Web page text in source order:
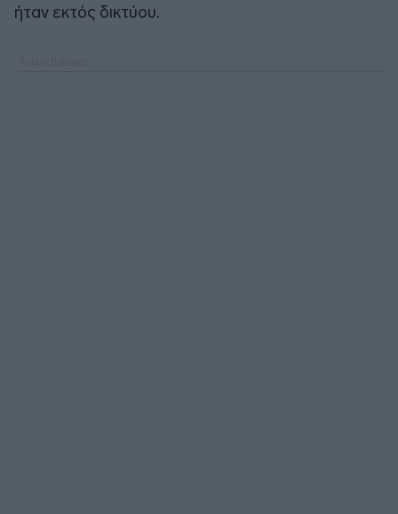
ήταν εκτός δικτύου.